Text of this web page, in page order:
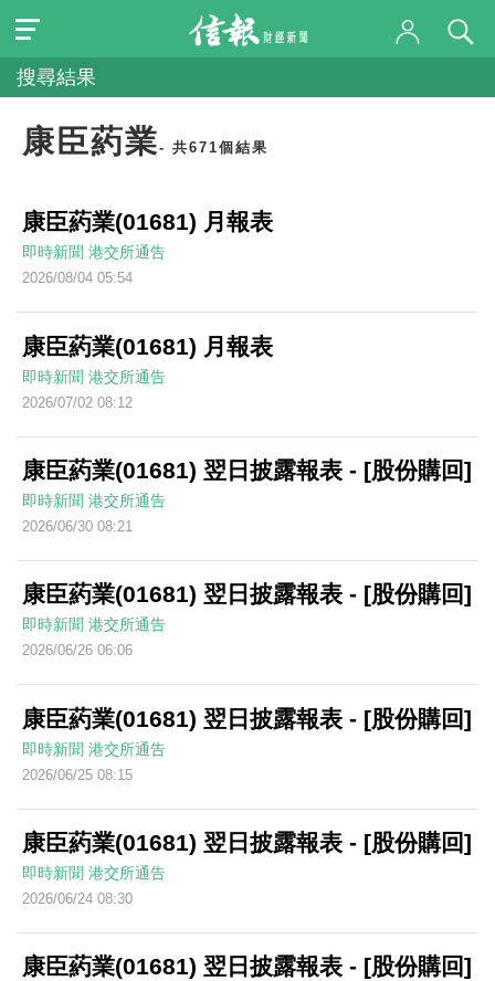
搜尋結果
康臣葯業- 共671個結果
康臣葯業(01681) 月報表
即時新聞 港交所通告
2026/08/04 05:54
康臣葯業(01681) 月報表
即時新聞 港交所通告
2026/07/02 08:12
康臣葯業(01681) 翌日披露報表 - [股份購回]
即時新聞 港交所通告
2026/06/30 08:21
康臣葯業(01681) 翌日披露報表 - [股份購回]
即時新聞 港交所通告
2026/06/26 06:06
康臣葯業(01681) 翌日披露報表 - [股份購回]
即時新聞 港交所通告
2026/06/25 08:15
康臣葯業(01681) 翌日披露報表 - [股份購回]
即時新聞 港交所通告
2026/06/24 08:30
康臣葯業(01681) 翌日披露報表 - [股份購回]